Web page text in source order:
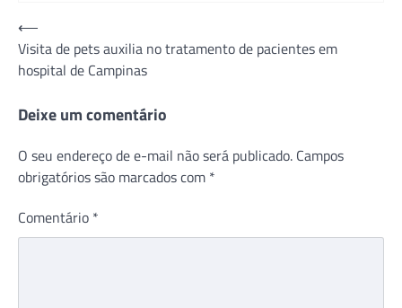
Navegação
de
Post
⟵
Visita de pets auxilia no tratamento de pacientes em
hospital de Campinas
Deixe um comentário
O seu endereço de e-mail não será publicado. Campos
obrigatórios são marcados com *
Comentário *